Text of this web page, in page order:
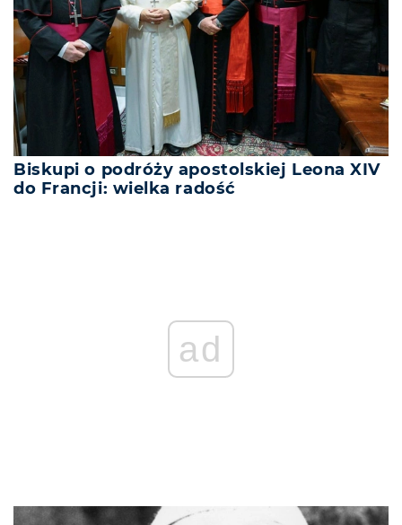
Biskupi o podróży apostolskiej Leona XIV
do Francji: wielka radość